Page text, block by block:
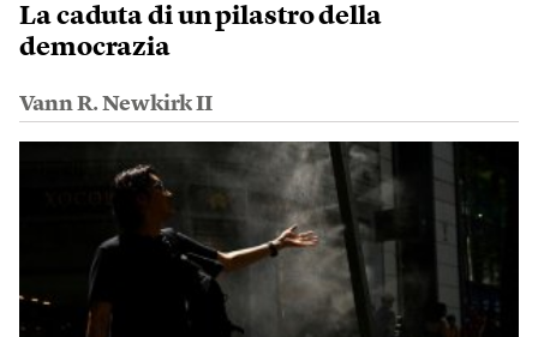
La caduta di un pilastro della
democrazia
Vann R. Newkirk II